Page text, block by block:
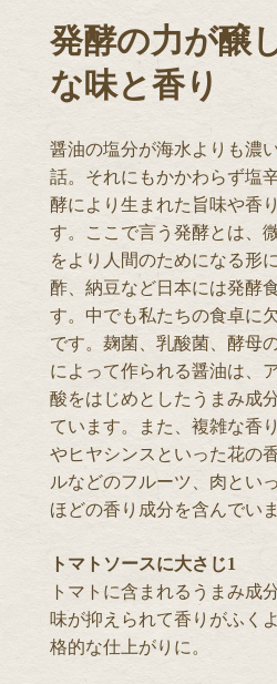
発酵の力が醸
な味と香り
醤油の塩分が海水よりも濃
話。それにもかかわらず塩
酵により生まれた旨味や香
す。ここで言う発酵とは、
をより人間のためになる形
酢、納豆など日本には発酵
す。中でも私たちの食卓に
です。麹菌、乳酸菌、酵母
によって作られる醤油は、
酸をはじめとしたうまみ成
ています。また、複雑な香
やヒヤシンスといった花の
ルなどのフルーツ、肉とい
ほどの香り成分を含んでいま
トマトソースに大さじ1
トマトに含まれるうまみ成
味が抑えられて香りがふく
格的な仕上がりに。